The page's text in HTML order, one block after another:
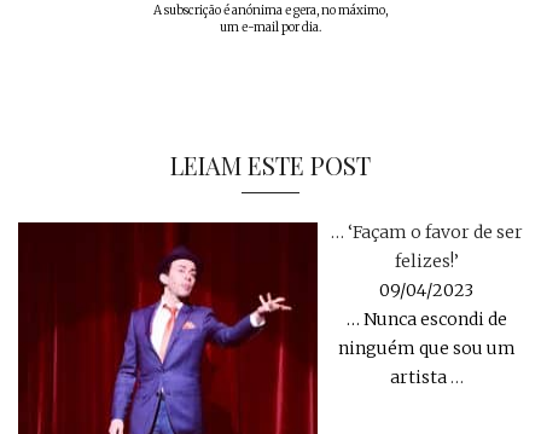
A subscrição é anónima e gera, no máximo,
um e-mail por dia.
LEIAM ESTE POST
… ‘Façam o favor de ser
felizes!’
09/04/2023
… Nunca escondi de
ninguém que sou um
artista…